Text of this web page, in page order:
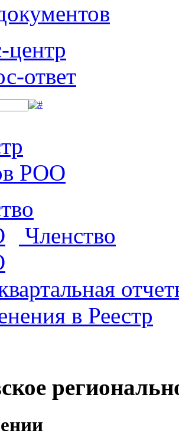
центр
ответ
РОО
Членство
в Реестр